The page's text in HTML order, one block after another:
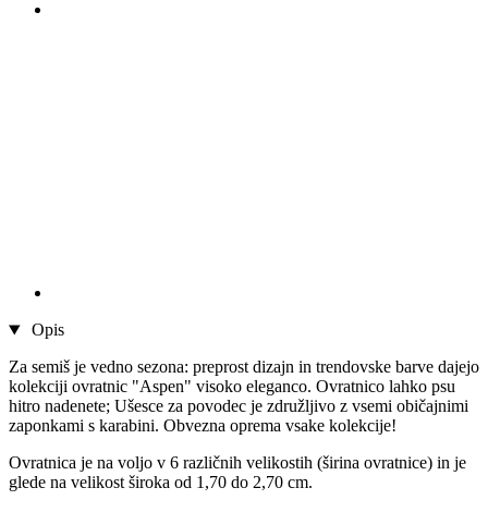
Opis
Za semiš je vedno sezona: preprost dizajn in trendovske barve dajejo
kolekciji ovratnic "Aspen" visoko eleganco. Ovratnico lahko psu
hitro nadenete; Ušesce za povodec je združljivo z vsemi običajnimi
zaponkami s karabini. Obvezna oprema vsake kolekcije!
Ovratnica je na voljo v 6 različnih velikostih (širina ovratnice) in je
glede na velikost široka od 1,70 do 2,70 cm.